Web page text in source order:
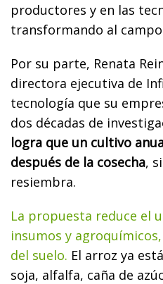
productores y en las
transformando al
Por su parte, Renata
directora ejecutiva de
tecnología que su
dos décadas de
logra que un cultivo
después de la cosecha,
resiembra.
La propuesta reduce el
insumos y
del suelo. El arroz ya
soja, alfalfa, caña de